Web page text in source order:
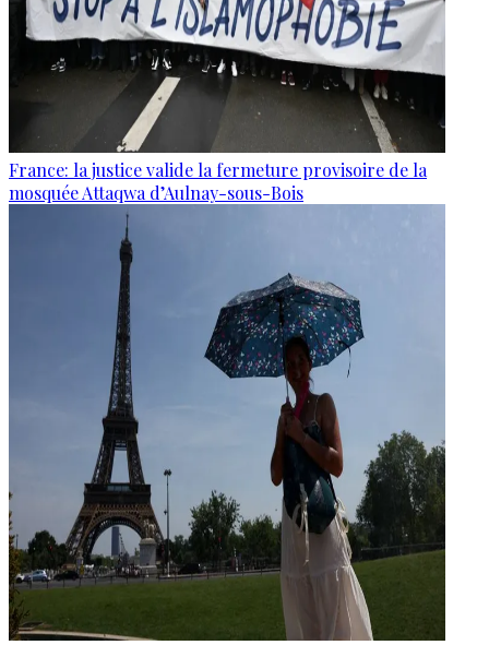
France: la justice valide la fermeture provisoire de la
mosquée Attaqwa d’Aulnay-sous-Bois